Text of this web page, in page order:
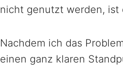
nicht genutzt werden,
Nachdem ich das
einen ganz klaren